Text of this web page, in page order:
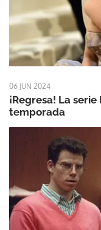
06 JUN 2024
¡Regresa! La
temporada